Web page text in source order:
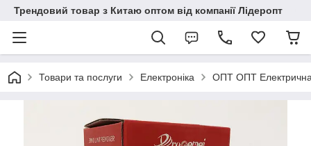
Трендовий товар з Китаю оптом від компанії Лідеропт
Товари та послуги Електроніка ОПТ ОПТ Електрична